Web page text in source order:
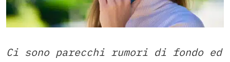
Ci sono parecchi rumori di fondo ed